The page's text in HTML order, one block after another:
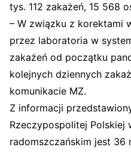
tys. 112 zakażeń, 15 568
– W związku z korektami
przez laboratoria w
zakażeń od początku
kolejnych dziennych
komunikacie MZ.
Z informacji
Rzeczypospolitej Polskiej
radomszczańskim jest